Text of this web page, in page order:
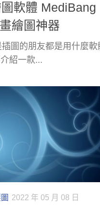
軟體 MediBang
繪圖神器
圖的朋友都是用什麼軟
紹一款...
2022 年 05 月 08 日